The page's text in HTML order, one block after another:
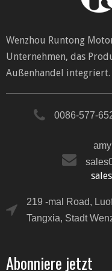
Wenzhou Runtong
Unternehmen, das
Außenhandel integriert.
0086-577-
219 -mal Road,
Tangxia, Stadt
Abonniere jetzt